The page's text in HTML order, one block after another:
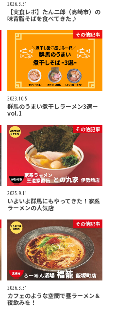
2026.3.31
【実食レポ】たん二郎（高崎市）の
味背脂そばを食べてきた♪
その他記事
2023.10.5
群馬のうまい煮干しラーメン3選－
vol.1
その他記事
2025.9.11
いよいよ群馬にもやってきた！家系
ラーメンの人気店
その他記事
2026.3.31
カフェのような空間で昼ラーメン＆
夜飲みを！